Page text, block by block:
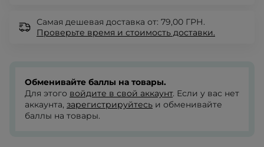
Самая дешевая доставка от: 79,00 ГРН.
Проверьте время и стоимость доставки.
Обменивайте баллы на товары.
Для этого войдите в свой аккаунт. Если у вас нет
аккаунта, зарегистрируйтесь и обменивайте
баллы на товары.